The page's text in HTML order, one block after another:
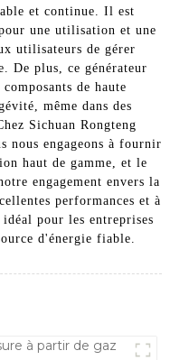
et continue. Il est
une utilisation et une
utilisateurs de gérer
De plus, ce générateur
de haute
même dans des
Sichuan Rongteng
nous engageons à fournir
haut de gamme, et le
engagement envers la
performances et à
pour les entreprises
d'énergie fiable.